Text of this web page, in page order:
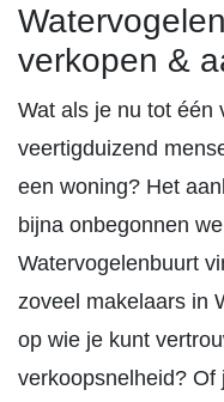
verkopen &
Wat als je nu tot één
veertigduizend
een woning? Het
bijna onbegonnen
Watervogelenbuurt
zoveel makelaars in
op wie je kunt
verkoopsnelheid? Of